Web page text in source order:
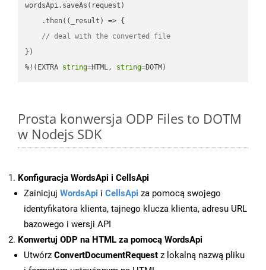
wordsApi.saveAs(request)
    .then(
( _result ) => {
// deal with the converted file
})
%!(EXTRA string=HTML, string=DOTM)
Prosta konwersja ODP Files to DOTM
w Nodejs SDK
Konfiguracja WordsApi i CellsApi
Zainicjuj WordsApi i CellsApi za pomocą swojego
identyfikatora klienta, tajnego klucza klienta, adresu URL
bazowego i wersji API
Konwertuj ODP na HTML za pomocą WordsApi
Utwórz ConvertDocumentRequest z lokalną nazwą pliku